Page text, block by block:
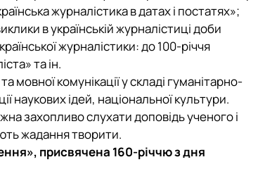
журналістика в датах і постатях»;
в українській журналістиці доби
журналістики: до 100-річчя
та ін.
комунікації у складі гуманітарно-
наукових ідей, національної культури.
захопливо слухати доповідь ученого і
жадання творити.
присвячена 160-річчю з дня